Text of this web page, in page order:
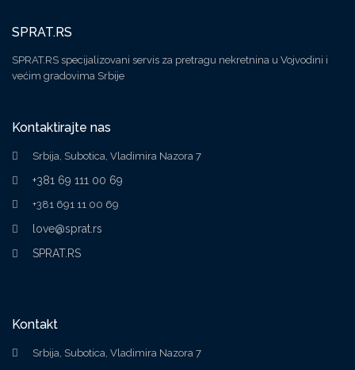
SPRAT.RS
SPRAT.RS specijalizovani servis za pretragu nekretnina u Vojvodini i
većim gradovima Srbije
Kontaktirajte nas
Srbija, Subotica, Vladimira Nazora 7
+381 69 111 00 69
+381 691 11 00 69
love@sprat.rs
SPRAT.RS
Kontakt
Srbija, Subotica, Vladimira Nazora 7